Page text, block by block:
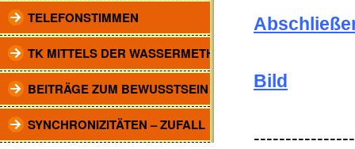
TELEFONSTIMMEN
TK MITTELS DER WASSERMETHODE
BEITRÄGE ZUM BEWUSSTSEIN
SYNCHRONIZITÄTEN – ZUFALL
Bild